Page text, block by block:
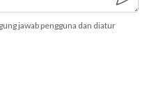
jawab pengguna dan diatur